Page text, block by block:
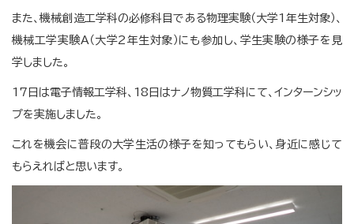
また、機械創造工学科の必修科目である物理実験（大学1年生対象）、
機械工学実験A（大学2年生対象）にも参加し、学生実験の様子を見
学しました。
17日は電子情報工学科、18日はナノ物質工学科にて、インターンシッ
プを実施しました。
これを機会に普段の大学生活の様子を知ってもらい、身近に感じて
もらえればと思います。